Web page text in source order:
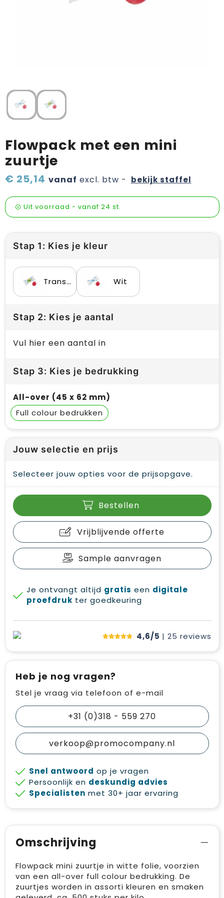
Wijn, bier en proeverij
Zomerpakketten
Flowpack met een mini
zuurtje
€ 25,14 vanaf excl. btw - bekijk staffel
Uit voorraad - vanaf 24 st.
Stap 1: Kies je kleur
Transparant Wit
Stap 2: Kies je aantal
Vul hier een aantal in
Stap 3: Kies je bedrukking
All-over (45 x 62 mm)
Full colour
Jouw selectie en prijs
Selecteer jouw opties voor de prijsopgave.
Bestellen
Vrijblijvende offerte
Sample aanvragen
Je ontvangt altijd gratis een digitale
proefdruk ter goedkeuring
4,6/5 | 25 reviews
Heb je nog vragen?
Stel je vraag via telefoon of e-mail
+31 (0)318 - 559 270
verkoop@promocompany.nl
Snel antwoord op je vragen
Persoonlijk en deskundig advies
Specialisten met 30+ jaar ervaring
Omschrijving
Flowpack mini zuurtje in witte folie, voorzien
van een all-over full colour bedrukking. De
zuurtjes worden in assorti kleuren en smaken